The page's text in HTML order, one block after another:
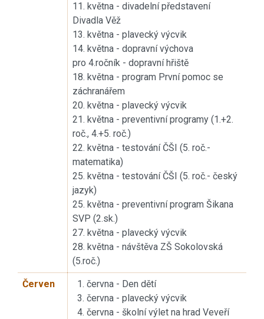
11. května - divadelní představení
Divadla Věž
13. května - plavecký výcvik
14. května - dopravní výchova
pro 4.ročník - dopravní hřiště
18. května - program První pomoc se
záchranářem
20. května - plavecký výcvik
21. května - preventivní programy (1.+2.
roč., 4.+5. roč.)
22. května - testování ČŠI (5. roč.-
matematika)
25. května - testování ČŠI (5. roč.- český
jazyk)
25. května - preventivní program Šikana
SVP (2.sk.)
27. května - plavecký výcvik
28. května - návštěva ZŠ Sokolovská
(5.roč.)
Červen
1. června - Den dětí
3. června - plavecký výcvik
4. června - školní výlet na hrad Veveří